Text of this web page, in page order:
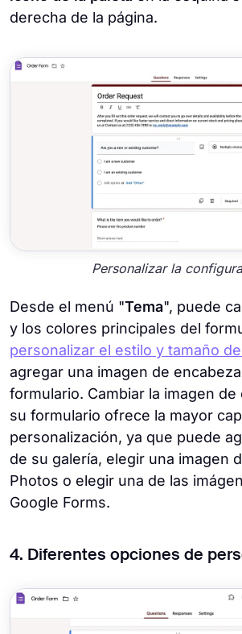
derecha de la página.
Personalizar la
Desde el menú "Tema", puede
y los colores principales del
personalizar el estilo y tamaño
agregar una imagen de
formulario. Cambiar la imagen
su formulario ofrece la mayor
personalización, ya que puede
de su galería, elegir una imagen
Photos o elegir una de las
Google Forms.
4. Diferentes opciones de